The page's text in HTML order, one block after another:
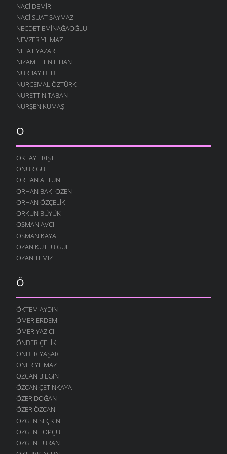
21 OCAK 2008
VUR BENI
15 OCAK 2008
BEN DERDIMI
11 OCAK 2008
BIZE MI GIDER ?
7 OCAK 2008
BE HÜZÜN
27 ARALIK 2007
24 ARALIK 2007
DÖNMÜŞÜM
19 ARALIK 2007
ÜŞÜRÜM SENSIZ
17 ARALIK 2007
ZORUMA GIDER
13 ARALIK 2007
HEP SEN GELIRSIN
11 ARALIK 2007
SARHOŞ OLMUŞ
7 ARALIK 2007
ÇOK SEVERIM
29 KASIM 2007
29 KASIM 2007
GERI ÇEVIRMIŞ
27 KASIM 2007
GÜNEŞ ÇALMIŞ
24 KASIM 2007
YÜZ BULAMADIM
15 KASIM 2007
DÖNMÜŞSÜN
11 KASIM 2007
KIM ÜZDÜ SENI ?
6 KASIM 2007
NACI DEMIR
NACI SUAT SAYMAZ
NECDET EMINAĞAOĞLU
NEVZER YILMAZ
NIHAT YAZAR
NIZAMETTIN İLHAN
NURBAY DEDE
NURCEMAL ÖZTÜRK
NURETTIN TABAN
NURŞEN KUMAŞ
O
OKTAY ERIŞTI
ONUR GÜL
ORHAN ALTUN
ORHAN BAKI ÖZEN
ORHAN ÖZÇELIK
ORKUN BÜYÜK
OSMAN AVCI
OSMAN KAYA
OZAN KUTLU GÜL
OZAN TEMIZ
Ö
ÖKTEM AYDIN
ÖMER ERDEM
ÖMER YAZICI
ÖNDER ÇELIK
ÖNDER YAŞAR
ÖNER YILMAZ
ÖZCAN BILGIN
ÖZCAN ÇETINKAYA
ÖZER DOĞAN
ÖZER ÖZCAN
ÖZGEN SEÇKIN
ÖZGEN TOPÇU
ÖZGEN TURAN